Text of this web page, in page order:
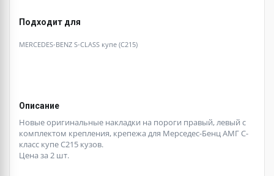
Подходит для
MERCEDES-BENZ S-CLASS купе (C215)
Описание
Новые оригинальные накладки на пороги правый, левый с
комплектом крепления, крепежа для Мерседес-Бенц АМГ С-
класс купе С215 кузов.
Цена за 2 шт.